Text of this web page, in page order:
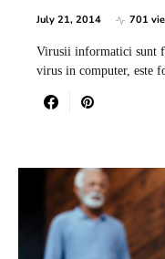
July 21, 2014 701
Virusii informatici sunt
virus in computer, este